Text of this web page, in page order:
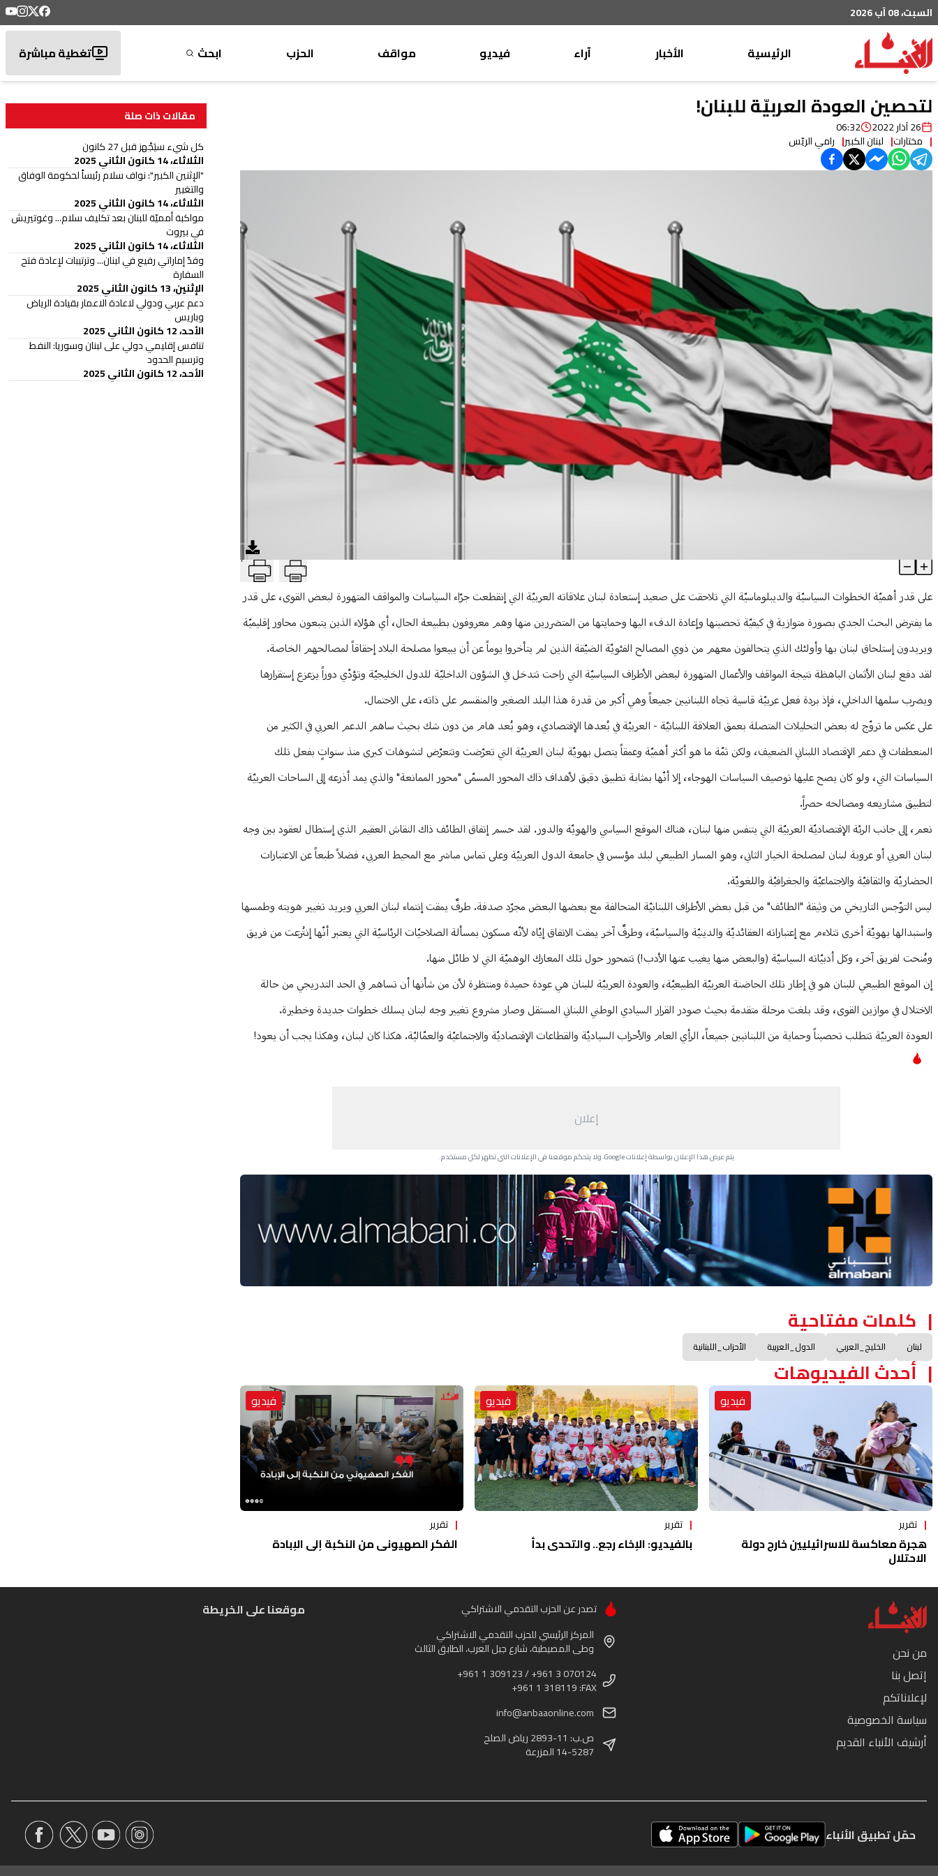
السبت، 08 آب 2026
الرئيسية
الأخبار
محليات
عربي دولي
خاص
ثقافة ومجتمع
منوعات
آراء
منبر
صحافة
بريد
القرّاء
فيديو مواقف الحزب ابحث تغطية مباشرة
لتحصين العودة العربيّة للبنان!
26 آذار 2022 06:32
مختارات لبنان الكبير رامي الريّس
لتحصين العودة العربيّة للبنان! T
Article Content
على قدر أهميّة الخطوات السياسيّة والديبلوماسيّة التي تلاحقت على صعيد إستعادة لبنان علاقاته العربيّة التي إنقطعت جرّاء السياسات والمواقف المتهورة لبعض القوى، على قدر
ما يفترض البحث الجدي بصورة متوازية في كيفيّة تحصينها وإعادة الدفء اليها وحمايتها من المتضررين منها وهم معروفون بطبيعة الحال، أي هؤلاء الذين يتبعون محاور إقليميّة
ويريدون إستلحاق لبنان بها وأولئك الذي يتحالفون معهم من ذوي المصالح الفئويّة الضيّقة الذين لم يتأخروا يوماً عن أن يبيعوا مصلحة البلاد إحقاقاً لمصالحهم الخاصة.
لقد دفع لبنان الأثمان الباهظة نتيجة المواقف والأعمال المتهورة لبعض الأطراف السياسيّة التي راحت تتدخل في الشؤون الداخليّة للدول الخليجيّة وتؤدّي دوراً يزعزع إستقرارها
ويضرب سلمها الداخلي، فإذ بردة فعل عربيّة قاسية تجاه اللبنانيين جميعاً وهي أكبر من قدرة هذا البلد الصغير والمنقسم على ذاته، على الاحتمال.
على عكس ما تروّج له بعض التحليلات المتصلة بعمق العلاقة اللبنانيّة - العربيّة في بُعدها الإقتصادي، وهو بُعد هام من دون شك بحيث ساهم الدعم العربي في الكثير من
المنعطفات في دعم الإقتصاد اللبناني الضعيف، ولكن ثمّة ما هو أكثر أهميّة وعمقاً يتصل بهويّة لبنان العربيّة التي تعرّضت وتتعرّض لتشوهات كبرى منذ سنواتٍ بفعل تلك
السياسات التي، ولو كان يصح عليها توصيف السياسات الهوجاء، إلا أنّها بمثابة تطبيق دقيق لأهداف ذاك المحور المسمّى "محور الممانعة" والذي يمد أذرعه إلى الساحات العربيّة
لتطبيق مشاريعه ومصالحه حصراً.
نعم، إلى جانب الرئة الإقتصاديّة العربيّة التي يتنفس منها لبنان، هناك الموقع السياسي والهويّة والدور. لقد حسم إتفاق الطائف ذاك النقاش العقيم الذي إستطال لعقود بين وجه
لبنان العربي أو عروبة لبنان لمصلحة الخيار الثاني، وهو المسار الطبيعي لبلد مؤسس في جامعة الدول العربيّة وعلى تماس مباشر مع المحيط العربي، فضلاً طبعاً عن الاعتبارات
الحضاريّة والثقافيّة والاجتماعيّة والجغرافيّة واللغويّة.
ليس التوّجس التاريخي من وثيقة "الطائف" من قبل بعض الأطراف اللبنانيّة المتحالفة مع بعضها البعض مجرّد صدفة. طرفٌ يمقت إنتماء لبنان العربي ويريد تغيير هويته وطمسها
واستبدالها بهويّة أخرى تتلاءم مع إعتباراته العقائديّة والدينيّة والسياسيّة، وطرفٌ آخر يمقت الاتفاق إيّاه لأنّه مسكون بمسألة الصلاحيّات الرئاسيّة التي يعتبر أنّها إنتُزعت من فريق
ومُنحت لفريق آخر، وكل أدبيّاته السياسيّة (والبعض منها يغيب عنها الأدب!) تتمحور حول تلك المعارك الوهميّة التي لا طائل منها.
إن الموقع الطبيعي للبنان هو في إطار تلك الحاضنة العربيّة الطبيعيّة، والعودة العربيّة للبنان هي عودة حميدة ومنتظرة لأن من شأنها أن تساهم في الحد التدريجي من حالة
الاختلال في موازين القوى، وقد بلغت مرحلة متقدمة بحيث صودر القرار السيادي الوطني اللبناني المستقل وصار مشروع تغيير وجه لبنان يسلك خطوات جديدة وخطيرة.
العودة العربيّة تتطلب تحصيناً وحماية من اللبنانيين جميعاً، الرأي العام والأحزاب السياديّة والقطاعات الإقتصاديّة والاجتماعيّة والعمّاليّة. هكذا كان لبنان، وهكذا يجب أن يعود!
إعلان
يتم عرض هذا الإعلان بواسطة إعلانات Google، ولا يتحكم موقعنا في الإعلانات التي تظهر لكل مستخدم.
Advertisement Section
كلمات مفتاحية
لبنان الخليج_العربي الدول_العربية الأحزاب_اللبنانية
أحدث الفيديوهات
فيديو
تقرير
هجرة معاكسة للاسرائيليين خارج دولة
الاحتلال
فيديو
تقرير
بالفيديو: الإخاء رجع.. والتحدي بدأ
فيديو
تقرير
الفكر الصهيوني من النكبة إلى الإبادة
مقالات ذات صلة
كل شيء سيَجْهز قبل 27 كانون
الثلاثاء، 14 كانون الثاني 2025
"الإثنين الكبير": نواف سلام رئيساً لحكومة الوفاق
والتغيير
الثلاثاء، 14 كانون الثاني 2025
مواكبة أمميّة للبنان بعد تكليف سلام... وغوتيريش
في بيروت
الثلاثاء، 14 كانون الثاني 2025
وفدٌ إماراتي رفيع في لبنان... وترتيبات لإعادة فتح
السفارة
الإثنين، 13 كانون الثاني 2025
دعم عربي ودولي لاعادة الاعمار بقيادة الرياض
وباريس
الأحد، 12 كانون الثاني 2025
تنافس إقليمي دولي على لبنان وسوريا: النفط
وترسيم الحدود
الأحد، 12 كانون الثاني 2025
من نحن
إتصل بنا
لإعلاناتكم
سياسة الخصوصية
أرشيف الأنباء القديم
تصدر عن الحزب التقدمي الاشتراكي
المركز الرئيسي للحزب التقدمي الاشتراكي
وطى المصيطبة، شارع جبل العرب، الطابق الثالث
+961 1 309123 / +961 3 070124
+961 1 318119 :FAX
info@anbaaonline.com
ص.ب: 11-2893 رياض الصلح
14-5287 المزرعة
موقعنا على الخريطة
حمّل تطبيق الأنباء